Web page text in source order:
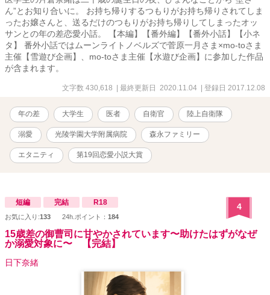
ん”とお知り合いに。 お持ち帰りするつもりがお持ち帰りされてしま
ったお嬢さんと、送るだけのつもりがお持ち帰りしてしまったオッ
サンとの年の差恋愛小話。 【本編】【番外編】【番外小話】【小ネ
タ】 番外小話ではムーンライトノベルズで菅原一月さま×mo-toさま
主催【雪遊び企画】、mo-toさま主催【水遊び企画】に参加した作品
が含まれます。
文字数 430,618 | 最終更新日 2020.11.04 | 登録日 2017.12.08
年の差 大学生 医者 自衛官 陸上自衛隊
溺愛 光陵学園大学附属病院 森永ファミリー
エタニティ 第19回恋愛小説大賞
短編 完結 R18
お気に入り:133 24h.ポイント： 184
4
15歳差の御曹司に甘やかされています〜助けたはずがなぜ
か溺愛対象に〜 【完結】
日下奈緒